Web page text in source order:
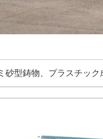
砂型鋳物、プラスチック